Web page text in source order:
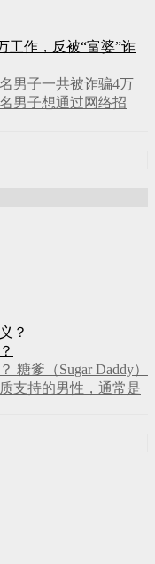
工作，反被“富婆”诈
男子一共被诈骗4万
男子想通过网络招
糖爹（Sugar Daddy）
支持的男性，通常是